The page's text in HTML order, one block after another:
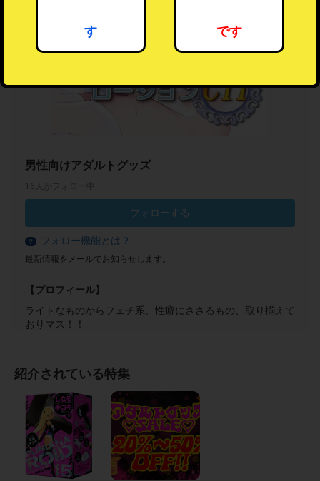
男性向けアダルトグッズ
16人がフォロー中
フォローする
？ フォロー機能とは？
最新情報をメールでお知らせします。
【プロフィール】
ライトなものからフェチ系、性癖にささるもの、取り揃えて
おりマス！！
紹介されている特集
す です